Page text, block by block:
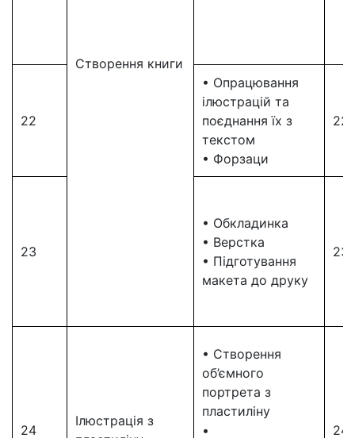
Створення книги
22
• Опрацювання
ілюстрацій та
поєднання їх з
текстом
• Форзаци
22
23
• Обкладинка
• Верстка
• Підготування
макета до друку
23
24
Ілюстрація з
• Створення
об’ємного
портрета з
пластиліну
•
24